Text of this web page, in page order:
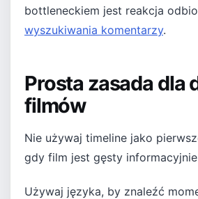
bottleneckiem jest reakcja
wyszukiwania komentarzy.
Prosta zasada dla
filmów
Nie używaj timeline jako
gdy film jest gęsty
Używaj języka, by znaleźć